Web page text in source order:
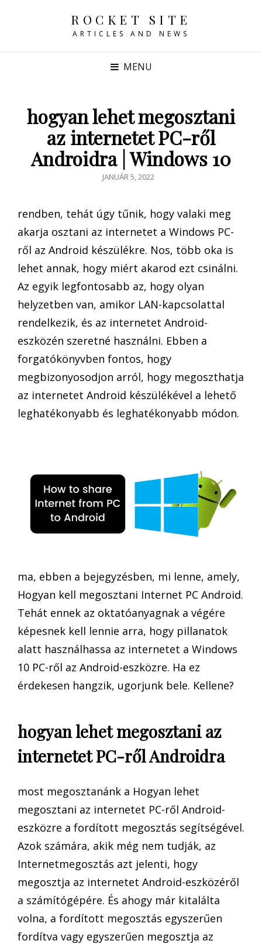
ROCKET SITE
ARTICLES AND NEWS
MENU
hogyan lehet megosztani
az internetet PC-ről
Androidra | Windows 10
POSTED
JANUÁR 5, 2022
rendben, tehát úgy tűnik, hogy valaki meg
akarja osztani az internetet a Windows PC-
ről az Android készülékre. Nos, több oka is
lehet annak, hogy miért akarod ezt csinálni.
Az egyik legfontosabb az, hogy olyan
helyzetben van, amikor LAN-kapcsolattal
rendelkezik, és az internetet Android-
eszközén szeretné használni. Ebben a
forgatókönyvben fontos, hogy
megbizonyosodjon arról, hogy megoszthatja
az internetet Android készülékével a lehető
leghatékonyabb és leghatékonyabb módon.
ma, ebben a bejegyzésben, mi lenne, amely,
Hogyan kell megosztani Internet PC Android.
Tehát ennek az oktatóanyagnak a végére
képesnek kell lennie arra, hogy pillanatok
alatt használhassa az internetet a Windows
10 PC-ről az Android-eszközre. Ha ez
érdekesen hangzik, ugorjunk bele. Kellene?
hogyan lehet megosztani az
internetet PC-ről Androidra
most megosztanánk a Hogyan lehet
megosztani az internetet PC-ről Android-
eszközre a fordított megosztás segítségével.
Azok számára, akik még nem tudják, az
Internetmegosztás azt jelenti, hogy
megosztja az internetet Android-eszközéről
a számítógépére. És ahogy már kitalálta
volna, a fordított megosztás egyszerűen
fordítva vagy egyszerűen megosztja az